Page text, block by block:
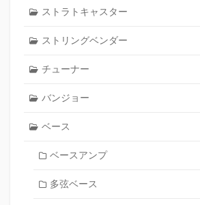
ストラトキャスター
ストリングベンダー
チューナー
バンジョー
ベース
ベースアンプ
多弦ベース